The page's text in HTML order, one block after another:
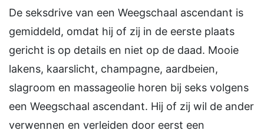
De seksdrive van een Weegschaal ascendant is
gemiddeld, omdat hij of zij in de eerste plaats
gericht is op details en niet op de daad. Mooie
lakens, kaarslicht, champagne, aardbeien,
slagroom en massageolie horen bij seks volgens
een Weegschaal ascendant. Hij of zij wil de ander
verwennen en verleiden door eerst een